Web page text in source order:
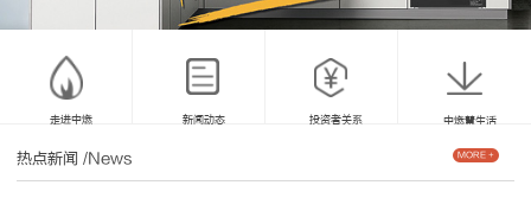
走进中燃 新闻动态 投资者关系 中燃慧生活
热点新闻 /News MORE +